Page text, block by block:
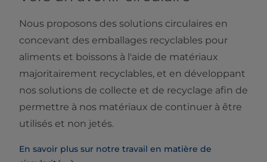
Nous proposons des solutions circulaires en
concevant des emballages recyclables pour
aliments et boissons à l'aide de matériaux
majoritairement recyclables, et en développant
nos solutions de collecte et de recyclage afin de
permettre à nos matériaux de continuer à être
utilisés et non jetés.
En savoir plus sur notre travail en matière de